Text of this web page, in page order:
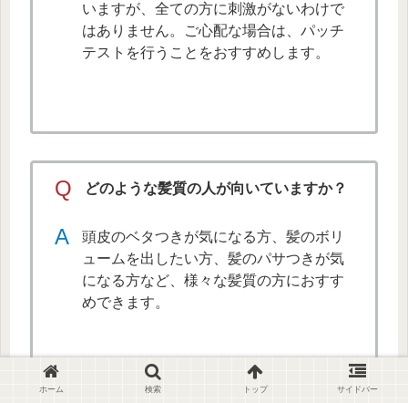
いますが、全ての方に刺激がないわけで
はありません。ご心配な場合は、パッチ
テストを行うことをおすすめします。
Q どのような髪質の人が向いていますか？
A
頭皮のベタつきが気になる方、髪のボリ
ュームを出したい方、髪のパサつきが気
になる方など、様々な髪質の方におすす
めできます。
ホーム 検索 トップ サイドバー